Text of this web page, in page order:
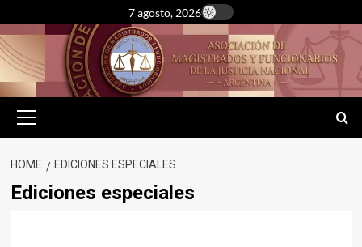
to
content
7 agosto, 2026
Menu
HOME EDICIONES ESPECIALES
Ediciones especiales